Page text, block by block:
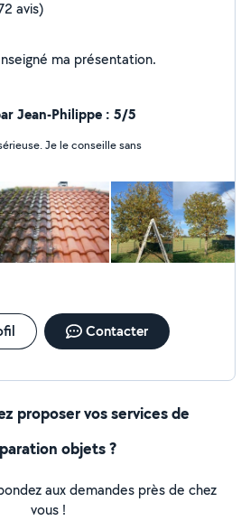
avis)
Je n'ai pas encore renseigné ma présentation.
Jean-Philippe : 5/5
Je le conseille sans
Contacter
proposer vos services de
objets ?
aux demandes près de chez
vous !